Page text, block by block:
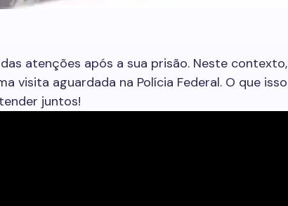
atenções após a sua prisão. Neste contexto,
visita aguardada na Polícia Federal. O que isso
juntos!